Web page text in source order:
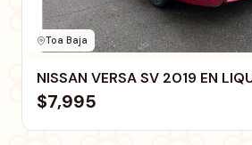
Toa Baja
NISSAN VERSA SV 2019 EN
$7,995